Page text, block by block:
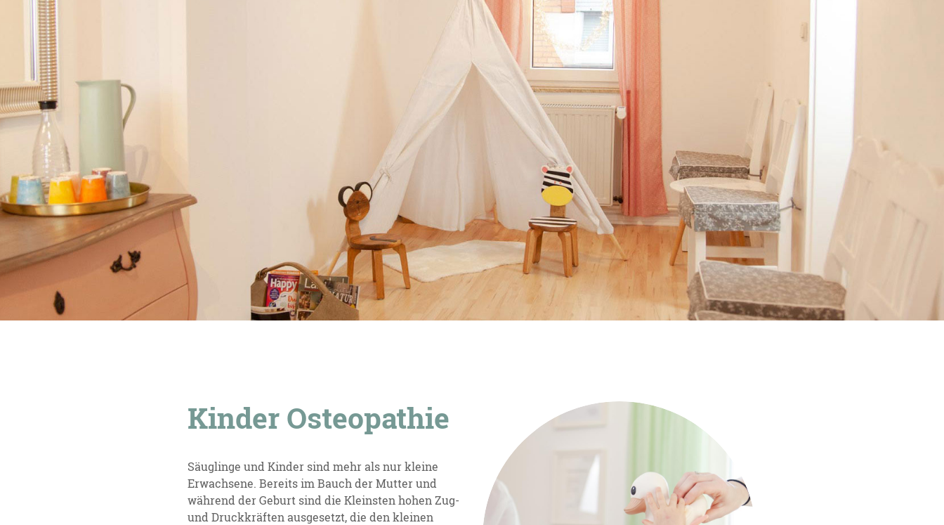
Kinder Osteopathie
Säuglinge und Kinder sind mehr als nur kleine
Erwachsene. Bereits im Bauch der Mutter und
während der Geburt sind die Kleinsten hohen Zug-
und Druckkräften ausgesetzt, die den kleinen